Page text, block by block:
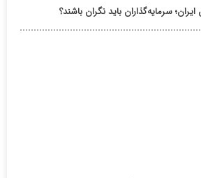
سرمایه‌گذاران باید نگران باشند؟